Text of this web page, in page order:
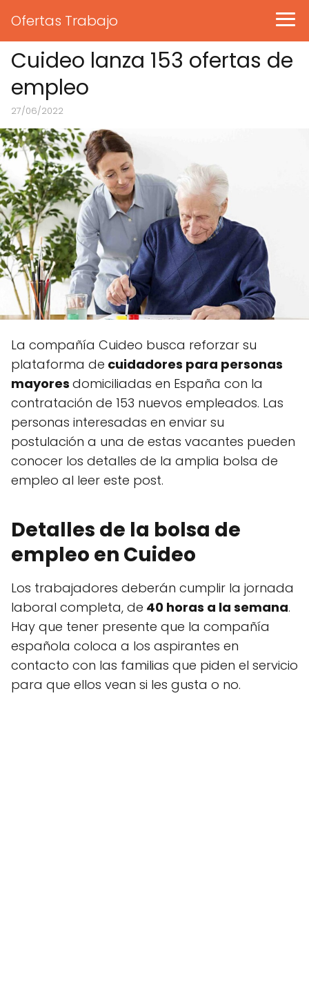
Ofertas Trabajo
Cuideo lanza 153 ofertas de
empleo
27/06/2022
La compañía Cuideo busca reforzar su
plataforma de cuidadores para personas
mayores domiciliadas en España con la
contratación de 153 nuevos empleados. Las
personas interesadas en enviar su
postulación a una de estas vacantes pueden
conocer los detalles de la amplia bolsa de
empleo al leer este post.
Detalles de la bolsa de
empleo en Cuideo
Los trabajadores deberán cumplir la jornada
laboral completa, de 40 horas a la semana.
Hay que tener presente que la compañía
española coloca a los aspirantes en
contacto con las familias que piden el servicio
para que ellos vean si les gusta o no.